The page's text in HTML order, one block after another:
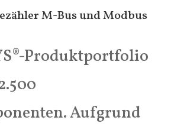
M-Bus und Modbus
Produktportfolio
Aufgrund